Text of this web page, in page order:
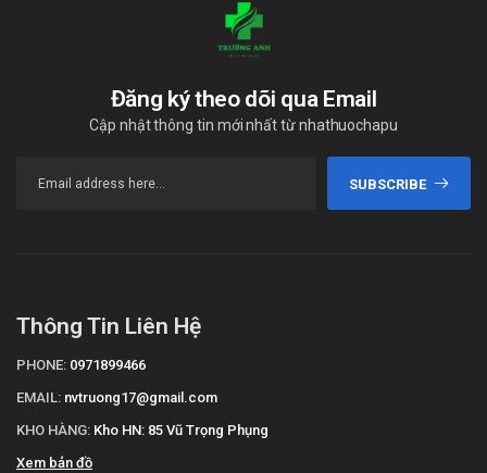
Đăng ký theo dõi qua Email
Cập nhật thông tin mới nhất từ nhathuochapu
SUBSCRIBE
Thông Tin Liên Hệ
PHONE: 0971899466
EMAIL: nvtruong17@gmail.com
KHO HÀNG: Kho HN: 85 Vũ Trọng Phụng
Xem bản đồ